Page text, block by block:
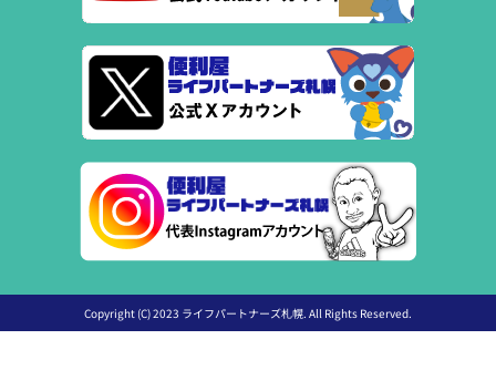
Copyright (C) 2023 ライフパートナーズ札幌. All Rights Reserved.